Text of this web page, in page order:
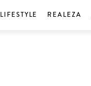
LIFESTYLE REALEZA